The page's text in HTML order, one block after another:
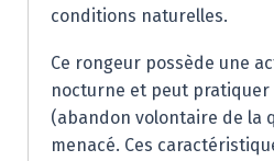
conditions naturelles.
Ce rongeur possède une
nocturne et peut pratiquer
(abandon volontaire de la
menacé. Ces